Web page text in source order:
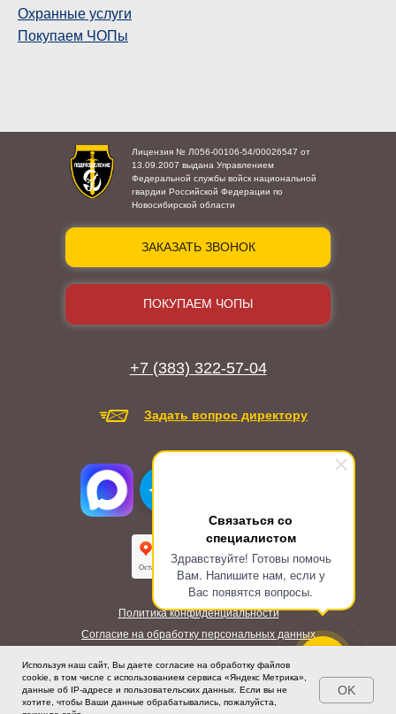
Связаться со
специалистом
Здравствуйте! Готовы помочь
Вам. Напишите нам, если у
Вас появятся вопросы.
Охранные услуги
Покупаем ЧОПы
Лицензия № Л056-00106-54/00026547 от
13.09.2007 выдана Управлением
Федеральной службы войск национальной
гвардии Российской Федерации по
Новосибирской области
ЗАКАЗАТЬ ЗВОНОК
Политика конфиденциальности
Согласие на обработку персональных данных
Будьте под охраной сильных!
+7 (383) 322-57-04
Задать вопрос директору
ПОКУПАЕМ ЧОПЫ
© Copyright 1993 - 2026. Подразделение «Д»
Используя наш сайт, Вы даете согласие на обработку файлов
cookie, в том числе с использованием сервиса «Яндекс Метрика»,
данные об IP-адресе и пользовательских данных. Если вы не
хотите, чтобы Ваши данные обрабатывались, пожалуйста,
OK